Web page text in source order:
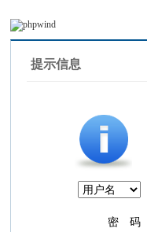
提示信息
密 码